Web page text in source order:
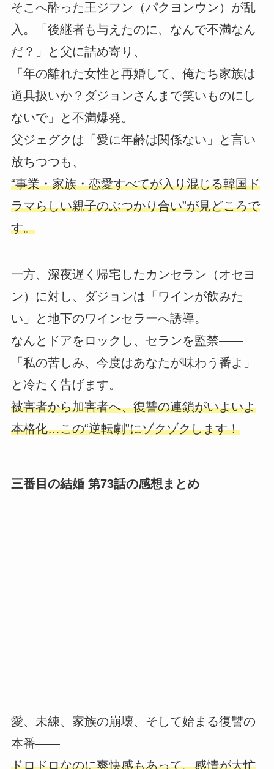
そこへ酔った王ジフン（パクヨンウン）が乱
入。「後継者も与えたのに、なんで不満なん
だ？」と父に詰め寄り、
「年の離れた女性と再婚して、俺たち家族は
道具扱いか？ダジョンさんまで笑いものにし
ないで」と不満爆発。
父ジェグクは「愛に年齢は関係ない」と言い
放ちつつも、
“事業・家族・恋愛すべてが入り混じる韓国ド
ラマらしい親子のぶつかり合い”が見どころで
す。
一方、深夜遅く帰宅したカンセラン（オセヨ
ン）に対し、ダジョンは「ワインが飲みた
い」と地下のワインセラーへ誘導。
なんとドアをロックし、セランを監禁――
「私の苦しみ、今度はあなたが味わう番よ」
と冷たく告げます。
被害者から加害者へ、復讐の連鎖がいよいよ
本格化…この“逆転劇”にゾクゾクします！
三番目の結婚 第73話の感想まとめ
愛、未練、家族の崩壊、そして始まる復讐の
本番――
ドロドロなのに爽快感もあって、感情が大忙